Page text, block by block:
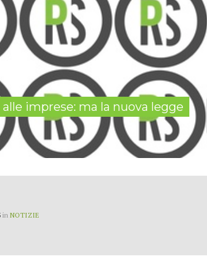
imprese: ma la nuova legge
in NOTIZIE